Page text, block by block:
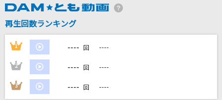
中島美嘉
カラオケ最新情報をチェック！
再生回数ランキング
1 ---- 回 ----
2 ---- 回 ----
3 ---- 回 ----